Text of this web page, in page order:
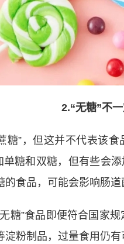
2.“无糖”不一
糖”，但这并不代表该
单糖和双糖，但有些会
食品，可能会影响肠道
糖”食品即便符合国家
粉制品，过量食用仍有